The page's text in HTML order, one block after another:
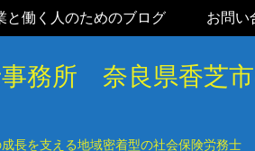
事務所 奈良県香芝
長を支える地域密着型の社会保険労務士
と働く人のためのブログ お問い